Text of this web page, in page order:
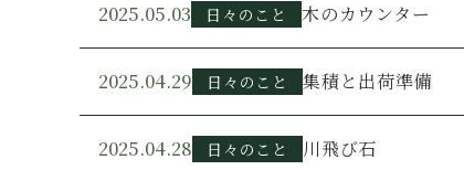
2025.05.03 日々のこと 木のカウンター
2025.04.29 日々のこと 集積と出荷準備
2025.04.28 日々のこと 川飛び石